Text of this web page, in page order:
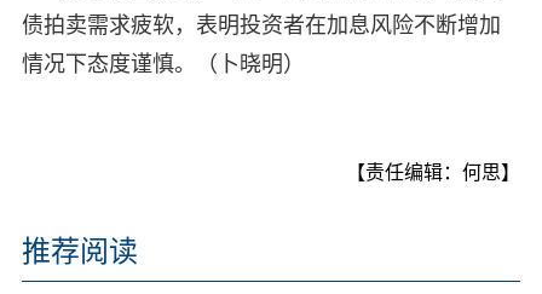
债拍卖需求疲软，表明投资者在加息风险不断增加
情况下态度谨慎。（卜晓明）
【责任编辑：何思】
推荐阅读